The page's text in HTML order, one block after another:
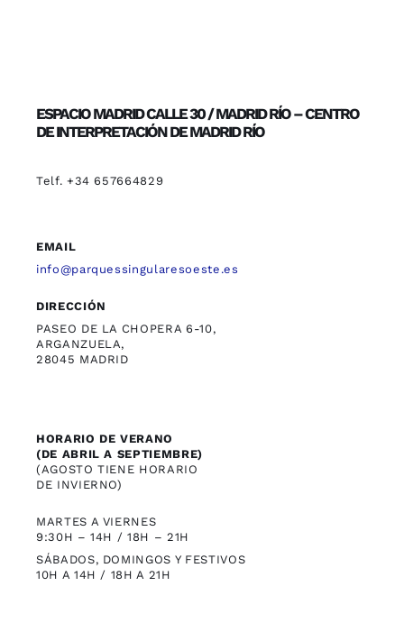
ESPACIO MADRID CALLE 30 / MADRID RÍO – CENTRO
DE INTERPRETACIÓN DE MADRID RÍO
Telf. +34 657664829
EMAIL
info@parquessingularesoeste.es
DIRECCIÓN
PASEO DE LA CHOPERA 6-10,
ARGANZUELA,
28045 MADRID
HORARIO DE VERANO
(DE ABRIL A SEPTIEMBRE)
(AGOSTO TIENE HORARIO
DE INVIERNO)
MARTES A VIERNES
9:30H – 14H / 18H – 21H
SÁBADOS, DOMINGOS Y FESTIVOS
10H A 14H / 18H A 21H